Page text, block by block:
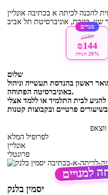
להכנה לכיתה א בכתיבה אונליין
שני, בוגרת, אוניברסיטת תל אביב
מנויים
₪180
₪144
20% הנחה
שלום
ראשון בהנדסת תעשייה וניהול
באוניברסיטה הפתוחה.
לפרופיל המלא
אונליין
פרונטלי
יסמין בלנק